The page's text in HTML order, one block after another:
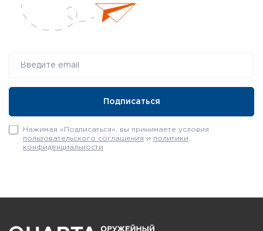
Нажимая «Подписаться», вы принимаете условия
пользовательского соглашения и политики
конфиденциальности